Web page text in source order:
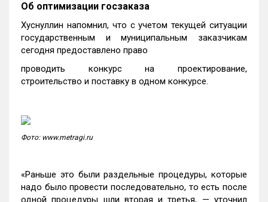
Об оптимизации госзаказа
Хуснуллин напомнил, что с учетом текущей ситуации
государственным и муниципальным заказчикам
сегодня предоставлено право
проводить конкурс на проектирование,
строительство и поставку в одном конкурсе.
Фото: www.metragi.ru
«Раньше это были раздельные процедуры, которые
надо было провести последовательно, то есть после
одной процедуры шли вторая и третья, — уточнил